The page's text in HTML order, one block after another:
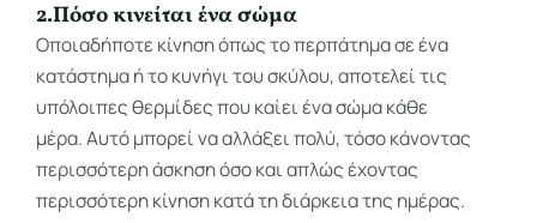
2.Πόσο κινείται ένα σώμα
Οποιαδήποτε κίνηση όπως το περπάτημα σε ένα
κατάστημα ή το κυνήγι του σκύλου, αποτελεί τις
υπόλοιπες θερμίδες που καίει ένα σώμα κάθε
μέρα. Αυτό μπορεί να αλλάξει πολύ, τόσο κάνοντας
περισσότερη άσκηση όσο και απλώς έχοντας
περισσότερη κίνηση κατά τη διάρκεια της ημέρας.